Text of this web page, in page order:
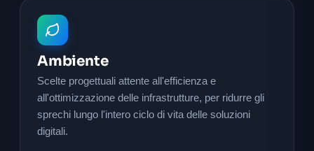
Ambiente
Scelte progettuali attente all'efficienza e
all'ottimizzazione delle infrastrutture, per ridurre gli
sprechi lungo l'intero ciclo di vita delle soluzioni
digitali.